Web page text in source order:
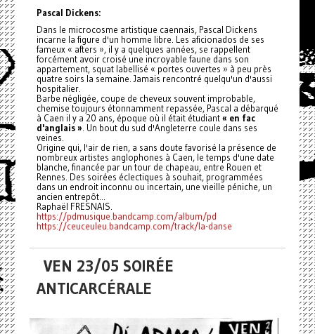
Pascal Dickens:
Dans le microcosme artistique caennais, Pascal Dickens
incarne la figure d'un homme libre. Les aficionados de ses
fameux « afters », il y a quelques années, se rappellent
forcément avoir croisé une incroyable faune dans son
appartement, squat labellisé « portes ouvertes » à peu près
quatre soirs la semaine. Jamais rencontré quelqu'un d'aussi
hospitalier.
Barbe négligée, coupe de cheveux souvent improbable,
chemise toujours étonnamment repassée, Pascal a débarqué
à Caen il y a 20 ans, époque où il était étudiant« en fac
d'anglais ». Un bout du sud d'Angleterre coule dans ses
veines.
Origine qui, l'air de rien, a sans doute favorisé la présence de
nombreux artistes anglophones à Caen, le temps d'une date
blanche, financée par un tour de chapeau, entre Rouen et
Rennes. Des soirées éclectiques à souhait, programmées
dans un endroit inconnu ou incertain, une vieille péniche, un
ancien entrepôt...
Raphaël FRESNAIS.
https://pdmusique.bandcamp.com/album/pd
https://ceuceuleu.bandcamp.com/track/la-danse
VEN 23/05 SOIRÉE
ANTICARCÉRALE